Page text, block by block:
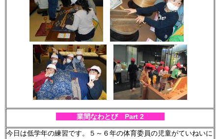
業間なわとび Part 2
今日は低学年の練習です。５～６年の体育委員の児童がていねいに